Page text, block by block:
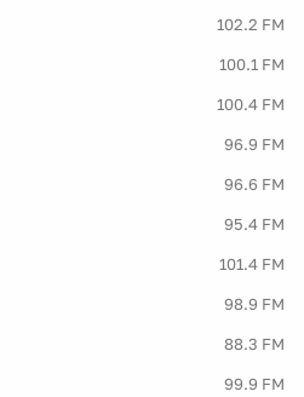
102.2 FM
100.1 FM
100.4 FM
96.9 FM
96.6 FM
95.4 FM
101.4 FM
98.9 FM
88.3 FM
99.9 FM